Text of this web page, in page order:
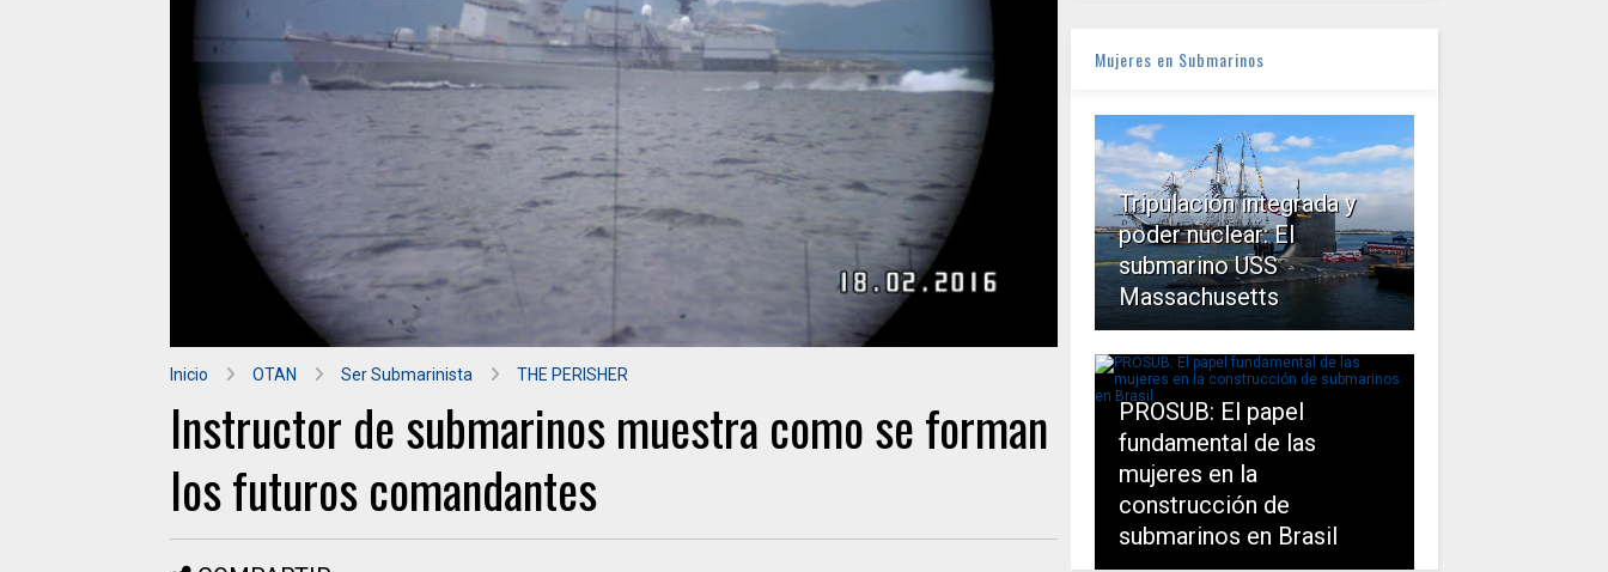
Inicio OTAN Ser Submarinista THE PERISHER
Instructor de submarinos muestra como se forman
los futuros comandantes
Mujeres en Submarinos
Tripulación integrada y
poder nuclear: El
submarino USS
Massachusetts
PROSUB: El papel
fundamental de las
mujeres en la
construcción de
submarinos en Brasil